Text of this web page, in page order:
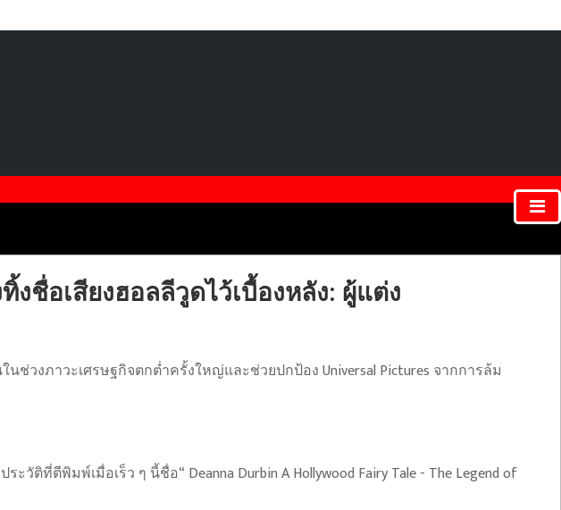
งชื่อเสียงฮอลลีวูดไว้เบื้องหลัง: ผู้แต่ง
ช่วงภาวะเศรษฐกิจตกต่ำครั้งใหญ่และช่วยปกป้อง Universal Pictures จากการล้ม
ตีพิมพ์เมื่อเร็ว ๆ นี้ชื่อ“ Deanna Durbin A Hollywood Fairy Tale - The Legend of